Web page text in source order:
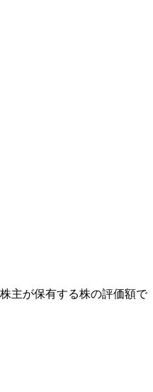
主が保有する株の評価額で